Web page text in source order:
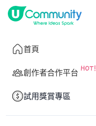
首頁
創作者合作平台
試用獎賞專區